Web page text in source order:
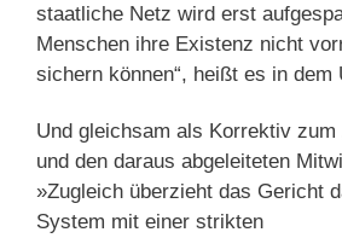
staatliche Netz wird erst
Menschen ihre Existenz nicht
sichern können“, heißt es in dem
Und gleichsam als Korrektiv zum
und den daraus abgeleiteten
»Zugleich überzieht das Gericht
System mit einer strikten